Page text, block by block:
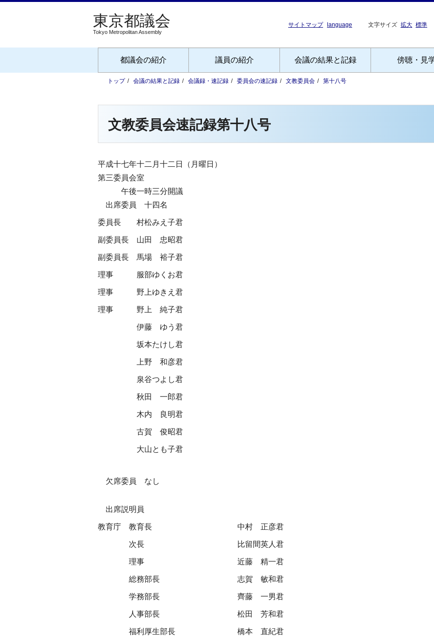
Tokyo Metropolitan Assembly
サイトマップ language 文字サイズ 拡大 標準
都議会の紹介 議員の紹介 会議の結果と記録 傍聴・見
トップ 会議の結果と記録 会議録・速記録 委員会の速記録 文教委員会 第十八号
文教委員会速記録第十八号
平成十七年十二月十二日（月曜日）
第三委員会室
午後一時三分開議
出席委員 十四名
委員長 村松みえ子君
副委員長 山田 忠昭君
副委員長 馬場 裕子君
理事 服部ゆくお君
理事 野上ゆきえ君
理事 野上 純子君
伊藤 ゆう君
坂本たけし君
上野 和彦君
泉谷つよし君
秋田 一郎君
木内 良明君
古賀 俊昭君
大山とも子君
欠席委員 なし
出席説明員
教育庁 教育長 中村 正彦君
次長 比留間英人君
理事 近藤 精一君
総務部長 志賀 敏和君
学務部長 齊藤 一男君
人事部長 松田 芳和君
福利厚生部長 橋本 直紀君